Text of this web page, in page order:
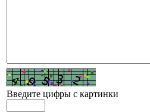
Введите цифры с картинки